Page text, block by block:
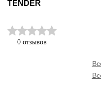
TENDER
0 отзывов